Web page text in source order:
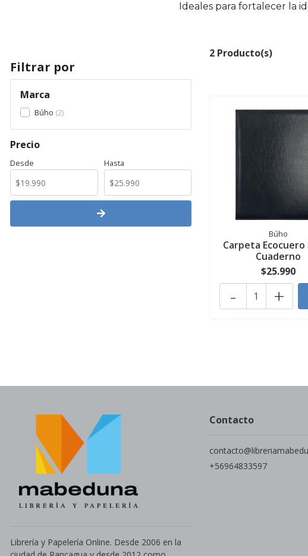
Ideales para fortalecer la
Filtrar por
Marca
Búho 2
Precio
Desde Hasta
2 Producto(s)
Búho
Carpeta
Cuaderno
$25.990
+
-
Librería y Papelería Online. Desde 2006 en la
Contacto
+56964833597